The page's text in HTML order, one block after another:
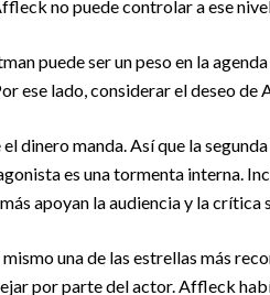
no puede controlar a ese
puede ser un peso en la
ese lado, considerar el deseo
dinero manda. Así que la
es una tormenta interna.
apoyan la audiencia y la
una de las estrellas más
por parte del actor. Affleck